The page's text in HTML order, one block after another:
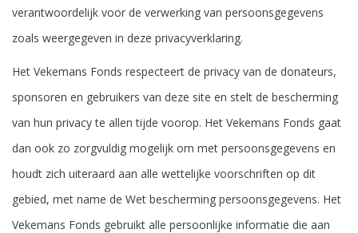
verantwoordelijk voor de verwerking van persoonsgegevens
zoals weergegeven in deze privacyverklaring.
Het Vekemans Fonds respecteert de privacy van de donateurs,
sponsoren en gebruikers van deze site en stelt de bescherming
van hun privacy te allen tijde voorop. Het Vekemans Fonds gaat
dan ook zo zorgvuldig mogelijk om met persoonsgegevens en
houdt zich uiteraard aan alle wettelijke voorschriften op dit
gebied, met name de Wet bescherming persoonsgegevens. Het
Vekemans Fonds gebruikt alle persoonlijke informatie die aan